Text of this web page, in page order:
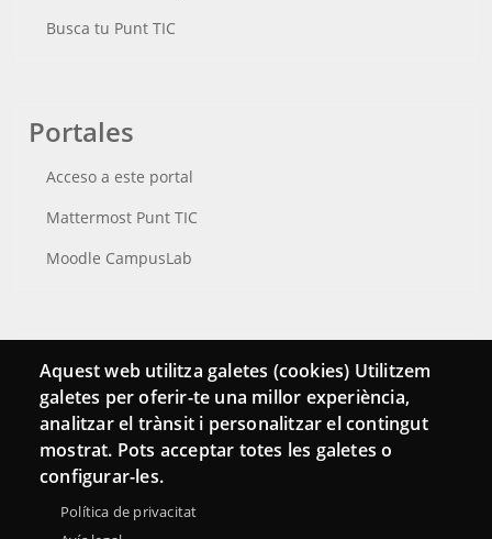
Busca tu Punt TIC
Portales
Acceso a este portal
Mattermost Punt TIC
Moodle CampusLab
Conecta
Contacto
Hemeroteca
Aquest web utilitza galetes (cookies) Utilitzem
galetes per oferir-te una millor experiència,
analitzar el trànsit i personalitzar el contingut
mostrat. Pots acceptar totes les galetes o
configurar-les.
Política de privacitat